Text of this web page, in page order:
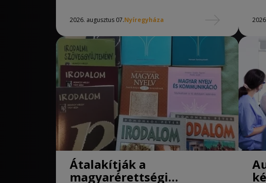
2026. augusztus 07.Nyíregyháza
Átalakítják a
magyarérettségi